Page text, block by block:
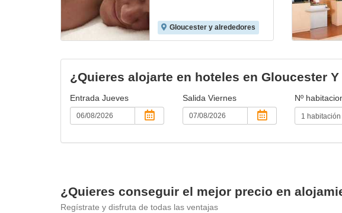
Gloucester y alrededores
¿Quieres alojarte en hoteles en Gloucester
Entrada Jueves Salida Viernes Nº
¿Quieres conseguir el mejor precio en
Regístrate y disfruta de todas las ventajas